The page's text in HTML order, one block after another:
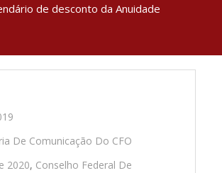
de desconto da Anuidade
De Comunicação Do CFO
2020, Conselho Federal De